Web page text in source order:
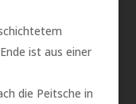
ist aus einer
die Peitsche in